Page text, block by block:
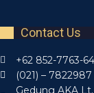
Contact Us
+62 852-7763-
(021) – 7822987
Gedung AKA